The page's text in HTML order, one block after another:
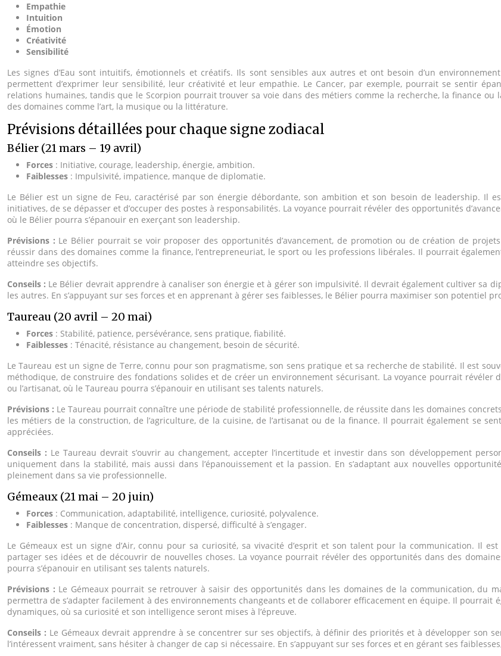
Empathie
Intuition
Émotion
Créativité
Sensibilité
Les signes d’Eau sont intuitifs, émotionnels et créatifs. Ils sont sensibles aux autres et ont besoin d’un
permettent d’exprimer leur sensibilité, leur créativité et leur empathie. Le Cancer, par exemple, pourrait se sentir
relations humaines, tandis que le Scorpion pourrait trouver sa voie dans des métiers comme la recherche, la finance ou
des domaines comme l’art, la musique ou la littérature.
Prévisions détaillées pour chaque signe zodiacal
Bélier (21 mars – 19 avril)
Forces : Initiative, courage, leadership, énergie, ambition.
Faiblesses : Impulsivité, impatience, manque de diplomatie.
Le Bélier est un signe de Feu, caractérisé par son énergie débordante, son ambition et son besoin de leadership.
initiatives, de se dépasser et d’occuper des postes à responsabilités. La voyance pourrait révéler des opportunités
où le Bélier pourra s’épanouir en exerçant son leadership.
Prévisions : Le Bélier pourrait se voir proposer des opportunités d’avancement, de promotion ou de création de
réussir dans des domaines comme la finance, l’entrepreneuriat, le sport ou les professions libérales. Il pourrait
atteindre ses objectifs.
Conseils : Le Bélier devrait apprendre à canaliser son énergie et à gérer son impulsivité. Il devrait également cultiver sa
les autres. En s’appuyant sur ses forces et en apprenant à gérer ses faiblesses, le Bélier pourra maximiser son potentiel
Taureau (20 avril – 20 mai)
Forces : Stabilité, patience, persévérance, sens pratique, fiabilité.
Faiblesses : Ténacité, résistance au changement, besoin de sécurité.
Le Taureau est un signe de Terre, connu pour son pragmatisme, son sens pratique et sa recherche de stabilité. Il est
méthodique, de construire des fondations solides et de créer un environnement sécurisant. La voyance pourrait révéler
ou l’artisanat, où le Taureau pourra s’épanouir en utilisant ses talents naturels.
Prévisions : Le Taureau pourrait connaître une période de stabilité professionnelle, de réussite dans les domaines
les métiers de la construction, de l’agriculture, de la cuisine, de l’artisanat ou de la finance. Il pourrait également se
appréciées.
Conseils : Le Taureau devrait s’ouvrir au changement, accepter l’incertitude et investir dans son développement
uniquement dans la stabilité, mais aussi dans l’épanouissement et la passion. En s’adaptant aux nouvelles
pleinement dans sa vie professionnelle.
Gémeaux (21 mai – 20 juin)
Forces : Communication, adaptabilité, intelligence, curiosité, polyvalence.
Faiblesses : Manque de concentration, dispersé, difficulté à s’engager.
Le Gémeaux est un signe d’Air, connu pour sa curiosité, sa vivacité d’esprit et son talent pour la communication. Il
partager ses idées et de découvrir de nouvelles choses. La voyance pourrait révéler des opportunités dans des
pourra s’épanouir en utilisant ses talents naturels.
Prévisions : Le Gémeaux pourrait se retrouver à saisir des opportunités dans les domaines de la communication, du
permettra de s’adapter facilement à des environnements changeants et de collaborer efficacement en équipe. Il
dynamiques, où sa curiosité et son intelligence seront mises à l’épreuve.
Conseils : Le Gémeaux devrait apprendre à se concentrer sur ses objectifs, à définir des priorités et à développer son
l’intéressent vraiment, sans hésiter à changer de cap si nécessaire. En s’appuyant sur ses forces et en gérant ses